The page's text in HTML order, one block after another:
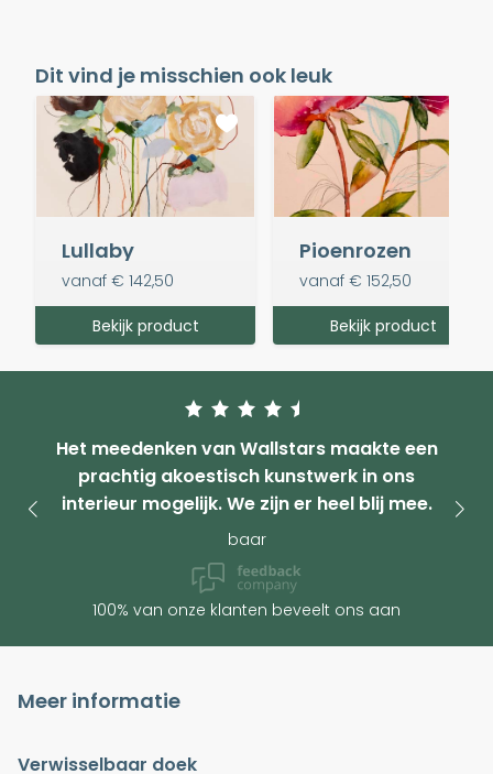
Dit vind je misschien ook leuk
Lullaby
vanaf € 142,50
Bekijk product
Pioenrozen
vanaf € 152,50
Bekijk product
Het meedenken van Wallstars maakte een
prachtig akoestisch kunstwerk in ons
interieur mogelijk. We zijn er heel blij mee.
baar
100% van onze klanten beveelt ons aan
Meer informatie
Verwisselbaar doek